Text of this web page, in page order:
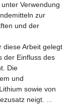
Verwendung
zur
und der
diese Arbeit gelegt
der Einfluss des
Die
und
sowie von
neigt.